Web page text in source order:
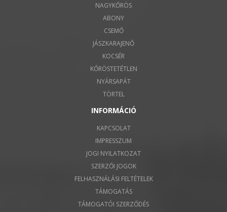
NAGYKŐRÖS
ABONY
CSEMŐ
JÁSZKARAJENŐ
KOCSÉR
KŐRÖSTETÉTLEN
NYÁRSAPÁT
TÖRTEL
INFORMÁCIÓ
KAPCSOLAT
IMPRESSZUM
JOGI NYILATKOZAT
SZERZŐI JOGOK
FELHASZNÁLÁSI FELTÉTELEK
TÁMOGATÁS
TÁMOGATÓI SZERZŐDÉS